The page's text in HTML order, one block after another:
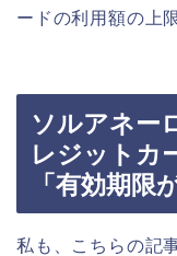
ードの利用額の上
ソルアネー
レジットカ
「有効期限
私も、こちらの記